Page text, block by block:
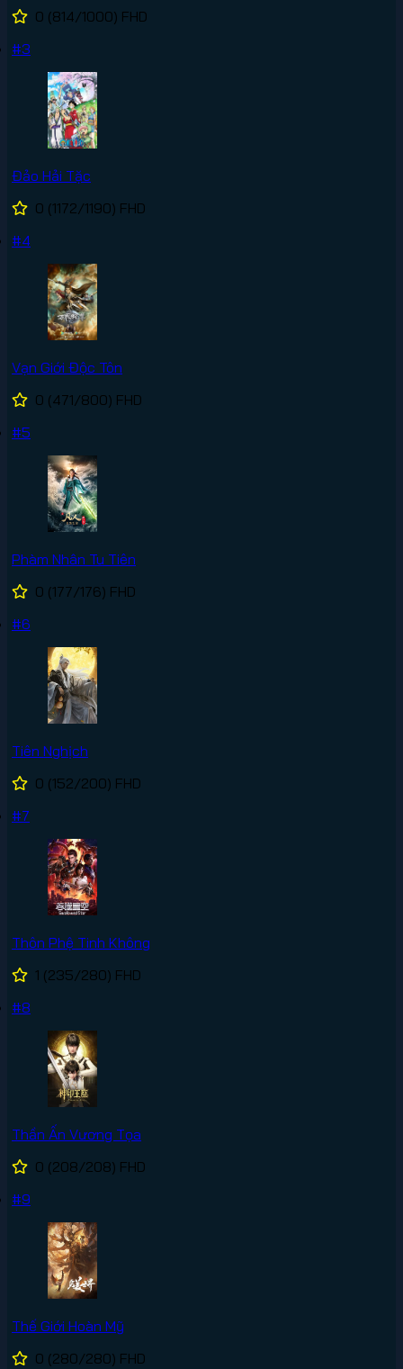
0 (814/1000) FHD
#3
Đảo Hải Tặc
0 (1172/1190) FHD
#4
Vạn Giới Độc Tôn
0 (471/800) FHD
#5
Phàm Nhân Tu Tiên
0 (177/176) FHD
#6
Tiên Nghịch
0 (152/200) FHD
#7
Thôn Phệ Tinh Không
1 (235/280) FHD
#8
Thần Ấn Vương Tọa
0 (208/208) FHD
#9
Thế Giới Hoàn Mỹ
0 (280/280) FHD